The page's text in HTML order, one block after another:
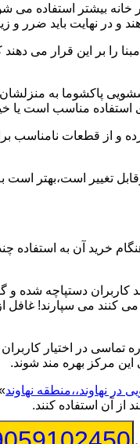
بیشتر استفاده می
نهایت باید ضرر و
را بر این قرار می
پاکشوما به
استفاده مناسب است یا
و از قطعات
تغییر است،بهتر است
خرید آن به استفاده
دستپاچه شده و
می کنند می سپارند!
تماسی در اختیار
این مرکز بهره مند شوند.
در نهاوند،،منطقه نهاوند
از آن استفاده کنند.